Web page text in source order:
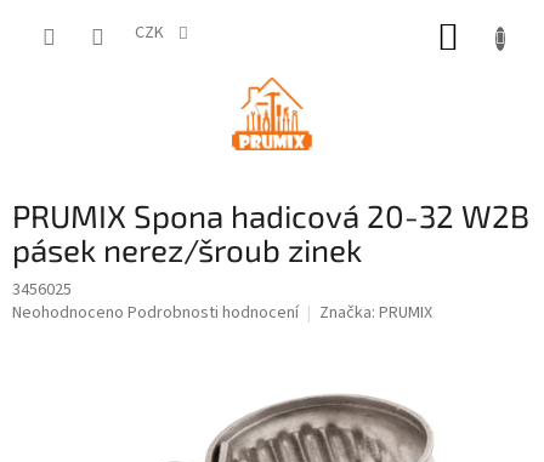
CZK
PRUMIX Spona hadicová 20-32 W2B
pásek nerez/šroub zinek
3456025
Průměrné
Neohodnoceno Podrobnosti hodnocení Značka: PRUMIX